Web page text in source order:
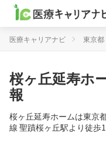
医療キャリアナビ 東京都
桜ヶ丘延寿ホ
報
桜ヶ丘延寿ホームは東京
線 聖蹟桜ヶ丘駅より徒歩